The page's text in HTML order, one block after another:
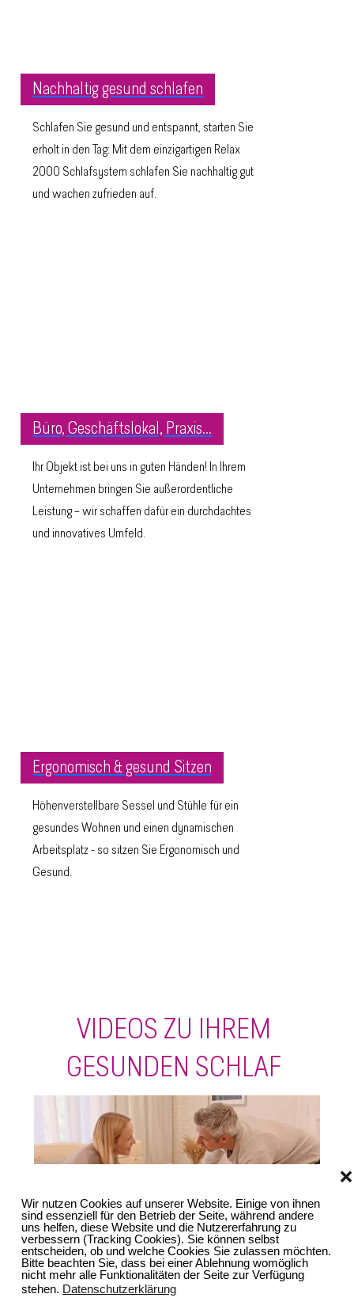
Wir nutzen Cookies auf unserer Website. Einige von ihnen
sind essenziell für den Betrieb der Seite, während andere
uns helfen, diese Website und die Nutzererfahrung zu
verbessern (Tracking Cookies). Sie können selbst
entscheiden, ob und welche Cookies Sie zulassen möchten.
Bitte beachten Sie, dass bei einer Ablehnung womöglich
nicht mehr alle Funktionalitäten der Seite zur Verfügung
stehen. Datenschutzerklärung
❌
Nachhaltig gesund schlafen
Schlafen Sie gesund und entspannt, starten Sie
erholt in den Tag: Mit dem einzigartigen Relax
2000 Schlafsystem schlafen Sie nachhaltig gut
und wachen zufrieden auf.
Büro, Geschäftslokal, Praxis...
Ihr Objekt ist bei uns in guten Händen! In Ihrem
Unternehmen bringen Sie außerordentliche
Leistung – wir schaffen dafür ein durchdachtes
und innovatives Umfeld.
Ergonomisch & gesund Sitzen
Höhenverstellbare Sessel und Stühle für ein
gesundes Wohnen und einen dynamischen
Arbeitsplatz - so sitzen Sie Ergonomisch und
Gesund.
VIDEOS ZU IHREM
GESUNDEN SCHLAF
Relax TV Spot